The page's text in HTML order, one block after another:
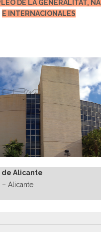
DE LA GENERALITAT,
E INTERNACIONALES
de Alicante
– Alicante